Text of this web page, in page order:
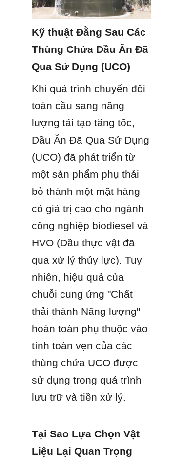
Kỹ thuật Đằng Sau Các
Thùng Chứa Dầu Ăn Đã
Qua Sử Dụng (UCO)
Khi quá trình chuyển đổi
toàn cầu sang năng
lượng tái tạo tăng tốc,
Dầu Ăn Đã Qua Sử Dụng
(UCO) đã phát triển từ
một sản phẩm phụ thải
bỏ thành một mặt hàng
có giá trị cao cho ngành
công nghiệp biodiesel và
HVO (Dầu thực vật đã
qua xử lý thủy lực). Tuy
nhiên, hiệu quả của
chuỗi cung ứng "Chất
thải thành Năng lượng"
hoàn toàn phụ thuộc vào
tính toàn vẹn của các
thùng chứa UCO được
sử dụng trong quá trình
lưu trữ và tiền xử lý.
Tại Sao Lựa Chọn Vật
Liệu Lại Quan Trọng